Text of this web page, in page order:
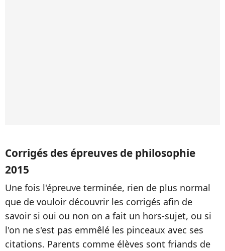
Corrigés des épreuves de philosophie
2015
Une fois l'épreuve terminée, rien de plus normal
que de vouloir découvrir les corrigés afin de
savoir si oui ou non on a fait un hors-sujet, ou si
l'on ne s'est pas emmêlé les pinceaux avec ses
citations. Parents comme élèves sont friands de